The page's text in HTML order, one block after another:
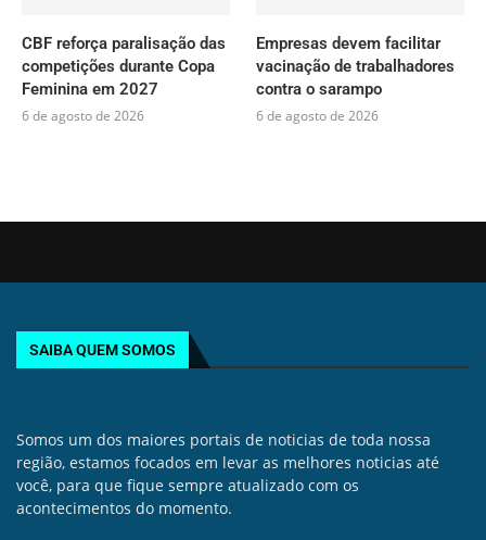
CBF reforça paralisação das
competições durante Copa
Feminina em 2027
6 de agosto de 2026
Empresas devem facilitar
vacinação de trabalhadores
contra o sarampo
6 de agosto de 2026
SAIBA QUEM SOMOS
Somos um dos maiores portais de noticias de toda nossa
região, estamos focados em levar as melhores noticias até
você, para que fique sempre atualizado com os
acontecimentos do momento.